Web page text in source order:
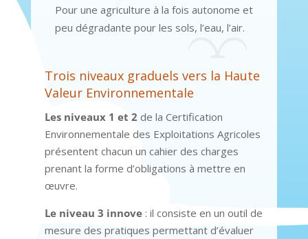
Pour une agriculture à la fois autonome et
peu dégradante pour les sols, l’eau, l’air.
Trois niveaux graduels vers la Haute
Valeur Environnementale
Les niveaux 1 et 2 de la Certification
Environnementale des Exploitations Agricoles
présentent chacun un cahier des charges
prenant la forme d’obligations à mettre en
œuvre.
Le niveau 3 innove: il consiste en un outil de
mesure des pratiques permettant d’évaluer